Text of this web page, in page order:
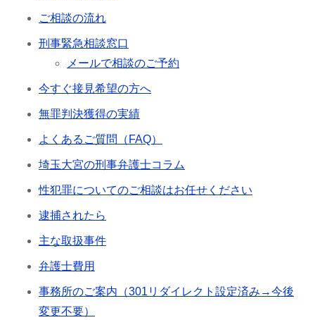
ご相談の流れ
刑事緊急相談窓口
メールで相談のご予約
今すぐ接見希望の方へ
無罪判決獲得の実績
よくあるご質問（FAQ）
埼玉大宮の刑事弁護士コラム
性犯罪についてのご相談はお任せください
逮捕されたら
主な取扱事件
弁護士費用
事務所のご案内（301リダイレクト設定済み→今後
変更不要）